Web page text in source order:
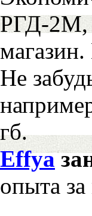
РГД-2М,
Не
гб.
Effya
опыта